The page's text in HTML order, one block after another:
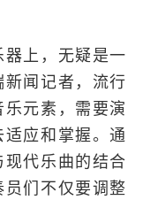
上，无疑是一
闻记者，流行
元素，需要演
应和掌握。通
代乐曲的结合
们不仅要调整